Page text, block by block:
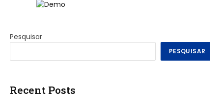
Pesquisar
PESQUISAR
Recent Posts